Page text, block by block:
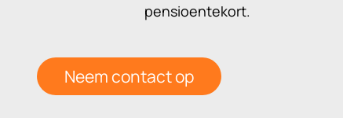
pensioentekort.
Neem contact op